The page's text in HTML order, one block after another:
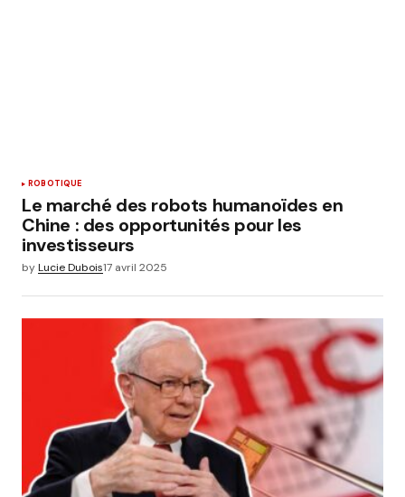
ROBOTIQUE
Le marché des robots humanoïdes en
Chine : des opportunités pour les
investisseurs
byLucie Dubois17 avril 2025